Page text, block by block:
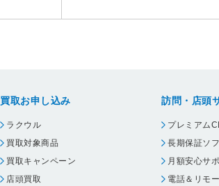
買取お申し込み
ラクウル
買取対象商品
買取キャンペーン
店頭買取
訪問・店頭
プレミアム
長期保証ソ
月額安心サ
電話＆リモ